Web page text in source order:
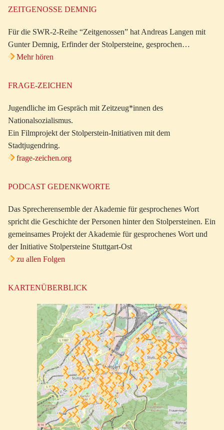
ZEITGENOSSE DEMNIG
Für die SWR-2-Reihe “Zeitgenossen” hat Andreas Langen mit
Gunter Demnig, Erfinder der Stolpersteine, gesprochen…
Mehr hören
FRAGE-ZEICHEN
Jugendliche im Gespräch mit Zeitzeug*innen des
Nationalsozialismus.
Ein Filmprojekt der Stolperstein-Initiativen mit dem
Stadtjugendring.
frage-zeichen.org
PODCAST GEDENKWORTE
Das Sprecherensemble der Akademie für gesprochenes Wort
spricht die Geschichte der Personen hinter den Stolpersteinen. Ein
gemeinsames Projekt der Akademie für gesprochenes Wort und
der Initiative Stolpersteine Stuttgart-Ost
zu allen Folgen
KARTENÜBERBLICK